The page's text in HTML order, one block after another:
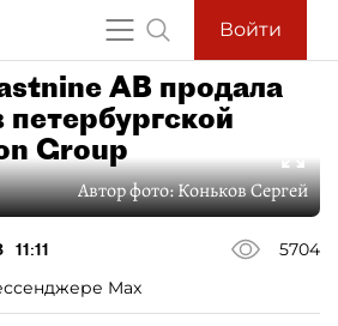
Войти
AB продала
Group
Автор фото:Коньков Сергей
11:11
5704
Max